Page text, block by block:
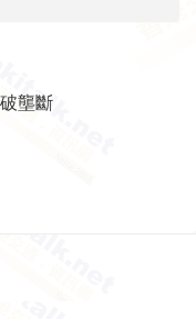
壟斷